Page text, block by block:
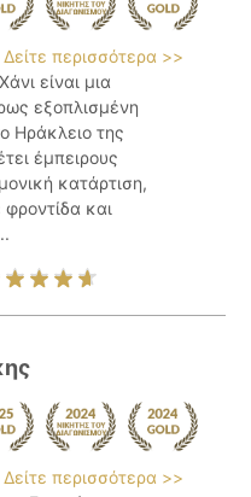
Δείτε περισσότερα >>
είναι μια
εξοπλισμένη
Ηράκλειο της
έμπειρους
κατάρτιση,
και
Δείτε περισσότερα >>